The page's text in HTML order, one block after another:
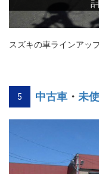
スズキの車ラインアッ
5 中古車 ・ 未